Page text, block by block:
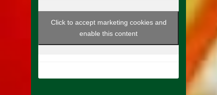
Click to accept marketing cookies and
enable this content